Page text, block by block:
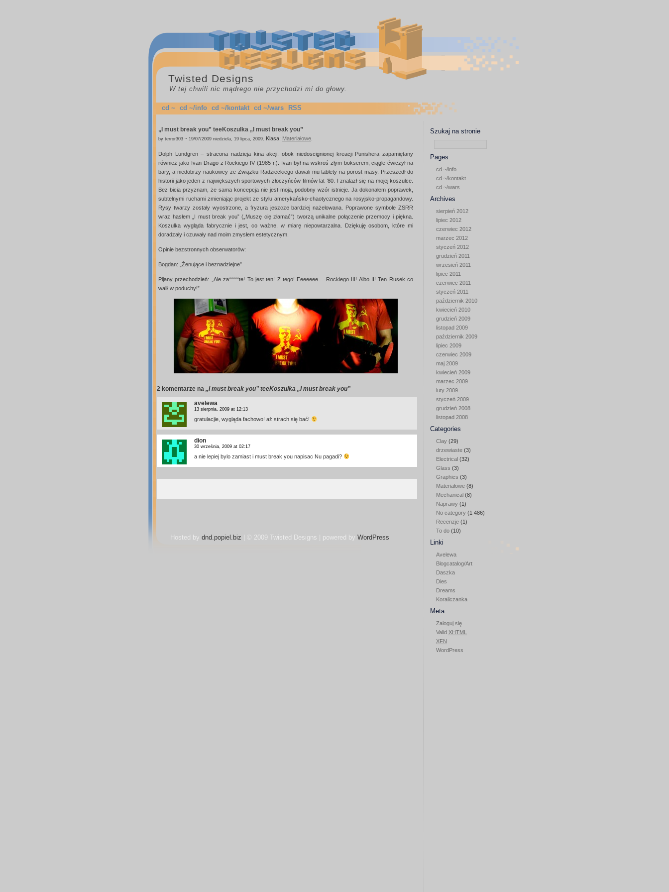
Twisted Designs
W tej chwili nic mądrego nie przychodzi mi do głowy.
cd ~ cd ~/info cd ~/kontakt cd ~/wars RSS
Szukaj na stronie
Pages
cd ~/info
cd ~/kontakt
cd ~/wars
Archives
sierpień 2012
lipiec 2012
czerwiec 2012
marzec 2012
styczeń 2012
grudzień 2011
wrzesień 2011
lipiec 2011
czerwiec 2011
styczeń 2011
październik 2010
kwiecień 2010
grudzień 2009
listopad 2009
październik 2009
lipiec 2009
czerwiec 2009
maj 2009
kwiecień 2009
marzec 2009
luty 2009
styczeń 2009
grudzień 2008
listopad 2008
Categories
Clay (29)
drzewiaste (3)
Electrical (32)
Glass (3)
Graphics (3)
Materiałowe (8)
Mechanical (8)
Naprawy (1)
No category (1 486)
Recenzje (1)
To do (10)
Linki
Avelewa
Blogcatalog/Art
Daszka
Dies
Dreams
Koraliczanka
Meta
Zaloguj się
Valid XHTML
XFN
WordPress
„I must break you” teeKoszulka „I must break you”
by terror303 ~ 19/07/2009 niedziela, 19 lipca, 2009 Klasa: Materiałowe
Dolph Lundgren – stracona nadzieja kina akcji, obok niedoscignionej kreacji Punishera zapamiętany
również jako Ivan Drago z Rockiego IV (1985 r.). Ivan był na wskroś złym bokserem, ciągle ćwiczył na
bary, a niedobrzy naukowcy ze Związku Radzieckiego dawali mu tablety na porost masy. Przeszedł do
historii jako jeden z największych sportowych złoczyńców filmów lat ’80. I znalazł się na mojej koszulce.
Bez bicia przyznam, że sama koncepcja nie jest moja, podobny wzór istnieje. Ja dokonałem poprawek,
subtelnymi ruchami zmieniając projekt ze stylu amerykańsko-chaotycznego na rosyjsko-propagandowy.
Rysy twarzy zostały wyostrzone, a fryzura jeszcze bardziej nażelowana. Poprawone symbole ZSRR
wraz hasłem „I must break you” („Muszę cię złamać”) tworzą unikalne połączenie przemocy i piękna.
Koszulka wygląda fabrycznie i jest, co ważne, w miarę niepowtarzalna. Dziękuję osobom, które mi
doradzały i czuwały nad moim zmysłem estetycznym.
Opinie bezstronnych obserwatorów:
Bogdan: „Żenujące i beznadziejne”
Pijany przechodzień: „Ale za*****te! To jest ten! Z tego! Eeeeeee… Rockiego III! Albo II! Ten Rusek co
walił w poduchy!”
2 komentarze na „I must break you” teeKoszulka „I must break you”
avelewa
13 sierpnia, 2009 at 12:13
gratulacjie, wygląda fachowo! aż strach się bać!
dion
30 września, 2009 at 02:17
a nie lepiej bylo zamiast i must break you napisac Nu pagadi?
Hosted by dnd.popiel.biz | © 2009 Twisted Designs | powered by WordPress